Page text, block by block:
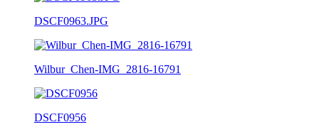
DSCF0963.JPG
Wilbur_Chen-IMG_2816-16791
DSCF0956